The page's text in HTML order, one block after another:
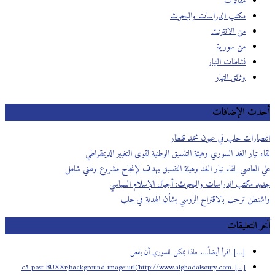
مكتب الدراسات والبحوث
من الانترنت
من سورية
نشاطات التيار
وثائق التيار
الإضافات
حلب في عيون محمد قنطار
تيار الغد السوري وهيئة التنسيق الوطنية لقوى التغيير الديمقراطي
العاصي: لقاء تيار الغد وهيئة التنسيق يهدف لإنجاح مشروع وطني شامل
مكتب الدراسات والبحوث: أجيال الإسلام السياسي
ترحب بالاقتراح الروسي بشأن الهدنة في حلب
التعليقات
[…] اقرأ أيضاً…. ماذا يمكن للسوري أن يفعل
[…] .c5-post-BUXXr{background-image:url('http://www.alghadalsoury.com